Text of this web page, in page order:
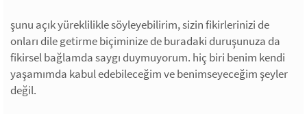
şunu açık yüreklilikle söyleyebilirim, sizin fikirlerinizi de
onları dile getirme biçiminize de buradaki duruşunuza da
fikirsel bağlamda saygı duymuyorum. hiç biri benim kendi
yaşamımda kabul edebileceğim ve benimseyeceğim şeyler
değil.